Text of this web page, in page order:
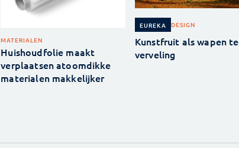
MATERIALEN
Huishoudfolie maakt
verplaatsen atoomdikke
materialen makkelijker
EUREKA DESIGN
Kunstfruit als wapen
verveling